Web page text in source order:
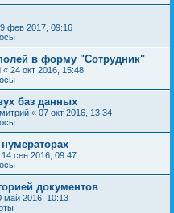
фев 2017, 09:16
в форму "Сотрудник"
« 24 окт 2016, 15:48
баз данных
« 07 окт 2016, 13:34
14 сен 2016, 09:47
документов
май 2016, 10:13